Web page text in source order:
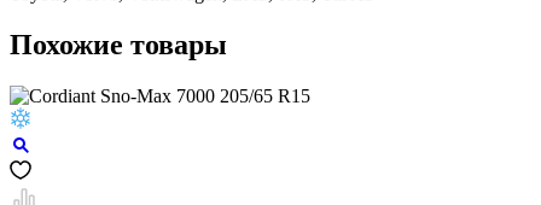
Похожие товары